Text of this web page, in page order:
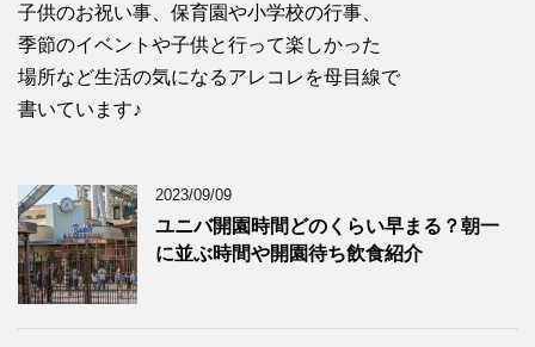
子供のお祝い事、保育園や小学校の行事、
季節のイベントや子供と行って楽しかった
場所など生活の気になるアレコレを母目線で
書いています♪
2023/09/09
ユニバ開園時間どのくらい早まる？朝一
に並ぶ時間や開園待ち飲食紹介